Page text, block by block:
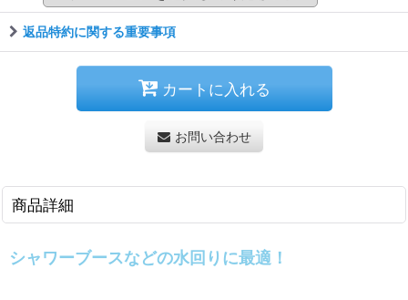
返品特約に関する重要事項
カートに入れる
お問い合わせ
商品詳細
シャワーブースなどの水回りに最適！